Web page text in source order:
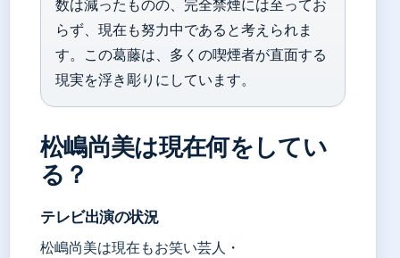
数は減ったものの、完全禁煙には至ってお
らず、現在も努力中であると考えられま
す。この葛藤は、多くの喫煙者が直面する
現実を浮き彫りにしています。
松嶋尚美は現在何をしてい
る？
テレビ出演の状況
松嶋尚美は現在もお笑い芸人・